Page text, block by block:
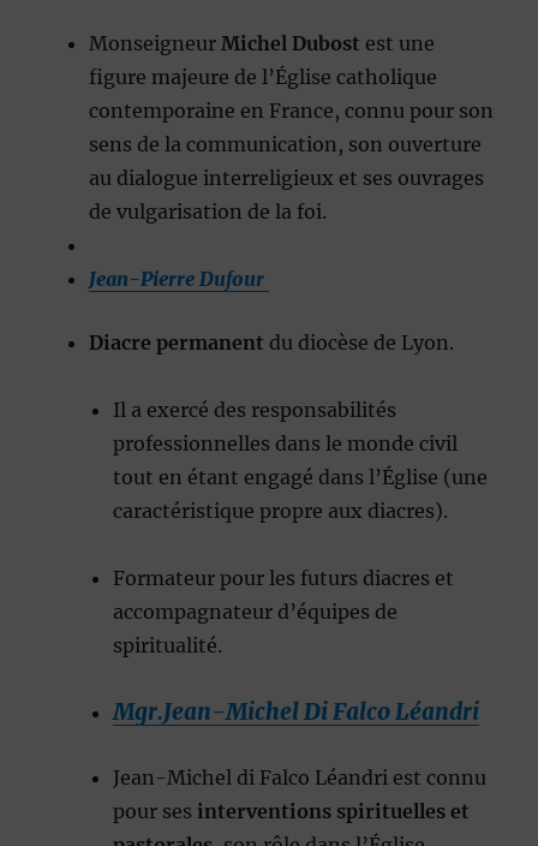
MonseigneurMichel Dubost est une
figure majeure de l’Église catholique
contemporaine en France, connu pour son
sens de la communication, son ouverture
au dialogue interreligieux et ses ouvrages
de vulgarisation de la foi.
Jean-Pierre Dufour
Diacre permanent du diocèse de Lyon.
Il a exercé des responsabilités
professionnelles dans le monde civil
tout en étant engagé dans l’Église (une
caractéristique propre aux diacres).
Formateur pour les futurs diacres et
accompagnateur d’équipes de
spiritualité.
Mgr.Jean-Michel Di Falco Léandri
Jean-Michel di Falco Léandri est connu
pour ses interventions spirituelles et